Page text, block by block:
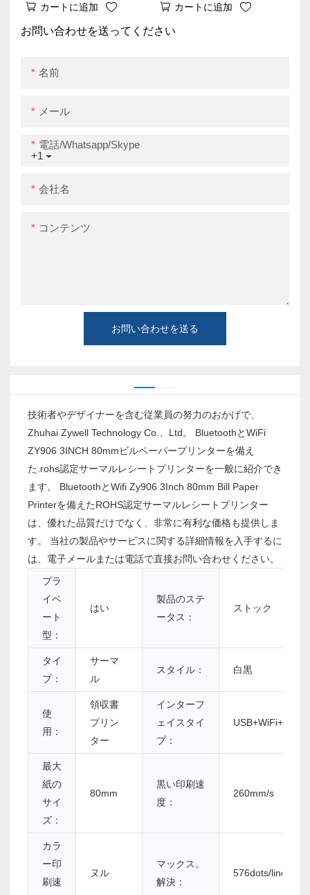
ンター80mm ZY906携帯
電話用
カートに追加
ターフェイス80mmサー
マルレシートプリンター
カートに追加
お問い合わせを送ってください
名前
メール
+1
電話/whatsapp/skype
会社名
コンテンツ
お問い合わせを送る
技術者やデザイナーを含む従業員の努力のおかげで、
Zhuhai Zywell Technology Co.、Ltd。 BluetoothとWiFi
ZY906 3INCH 80mmビルペーパープリンターを備え
た.rohs認定サーマルレシートプリンターを一般に紹介でき
ます。 BluetoothとWifi Zy906 3Inch 80mm Bill Paper
Printerを備えたROHS認定サーマルレシートプリンター
は、優れた品質だけでなく、非常に有利な価格も提供しま
す。 当社の製品やサービスに関する詳細情報を入手するに
は、電子メールまたは電話で直接お問い合わせください。
プラ
イベ
ート
型：
はい
製品のステ
ータス：
ストック
タイ
プ：
サーマ
ル
スタイル： 白黒
使
用：
領収書
プリン
ター
インターフ
ェイスタイ
プ：
最大
紙の
サイ
ズ：
80mm
黒い印刷速
度：
260mm/s
カラ
ー印
刷速
ヌル
マックス。
解決：
576dots/line